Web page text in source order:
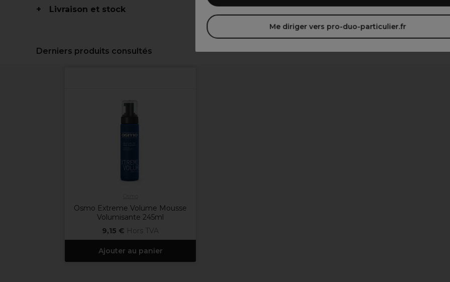
Me diriger vers pro-duo-particulier.fr
Livraison et stock
Derniers produits consultés
Osmo Extreme Volume Mousse
Volumisante 245ml
9,15 € Hors TVA
Ajouter au panier